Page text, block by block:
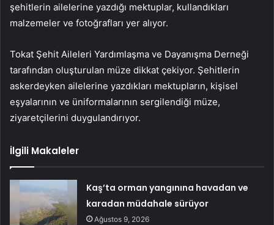
şehitlerin ailelerine yazdığı mektuplar, kullandıkları
malzemeler ve fotoğrafları yer alıyor.
Tokat Şehit Aileleri Yardımlaşma ve Dayanışma Derneği
tarafından oluşturulan müze dikkat çekiyor. Şehitlerin
askerdeyken ailelerine yazdıkları mektupların, kişisel
eşyalarının ve üniformalarının sergilendiği müze,
ziyaretçilerini duygulandırıyor.
İlgili Makaleler
Kaş’ta orman yangınına havadan ve
karadan müdahale sürüyor
Ağustos 9, 2026